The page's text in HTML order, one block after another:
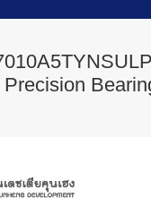
Precision